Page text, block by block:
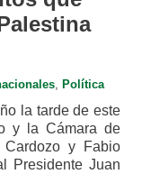
, Política
la tarde de este
y la Cámara de
Cardozo y Fabio
Presidente Juan